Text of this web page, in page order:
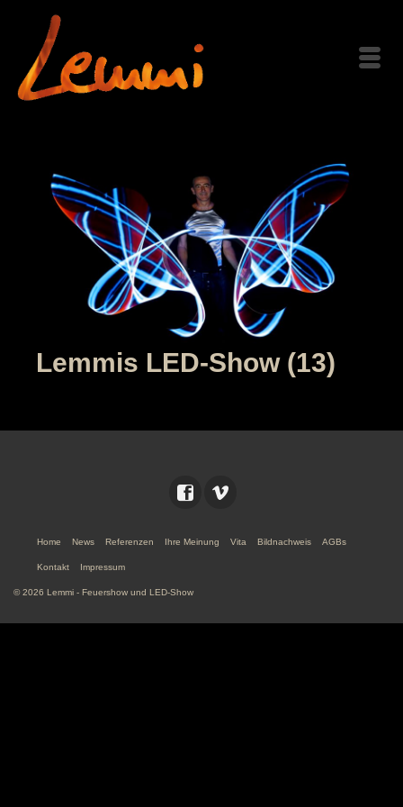
Lemmis LED-Show (13)
Home News Referenzen Ihre Meinung Vita Bildnachweis AGBs
Kontakt Impressum
© 2026 Lemmi - Feuershow und LED-Show